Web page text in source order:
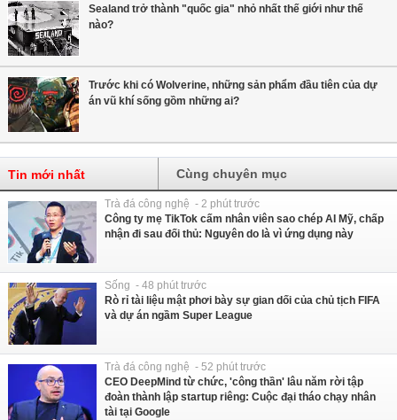
Sealand trở thành "quốc gia" nhỏ nhất thế giới như thế
nào?
Trước khi có Wolverine, những sản phẩm đầu tiên của dự
án vũ khí sống gồm những ai?
Tin mới nhất Cùng chuyên mục
Trà đá công nghệ - 2 phút trước
Công ty mẹ TikTok cấm nhân viên sao chép AI Mỹ, chấp
nhận đi sau đối thủ: Nguyên do là vì ứng dụng này
Sống - 48 phút trước
Rò rỉ tài liệu mật phơi bày sự gian dối của chủ tịch FIFA
và dự án ngầm Super League
Trà đá công nghệ - 52 phút trước
CEO DeepMind từ chức, 'công thần' lâu năm rời tập
đoàn thành lập startup riêng: Cuộc đại tháo chạy nhân
tài tại Google